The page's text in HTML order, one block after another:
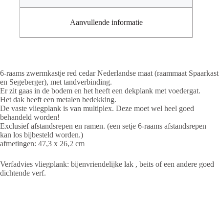
Aanvullende informatie
6-raams zwermkastje red cedar Nederlandse maat (raammaat Spaarkast
en Segeberger), met tandverbinding.
Er zit gaas in de bodem en het heeft een dekplank met voedergat.
Het dak heeft een metalen bedekking.
De vaste vliegplank is van multiplex. Deze moet wel heel goed
behandeld worden!
Exclusief afstandsrepen en ramen. (een setje 6-raams afstandsrepen
kan los bijbesteld worden.)
afmetingen: 47,3 x 26,2 cm
Verfadvies vliegplank: bijenvriendelijke lak , beits of een andere goed
dichtende verf.